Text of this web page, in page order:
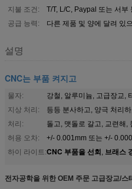
지불 조건:
T/T, L/C, Paypal 또는 서부
공급 능력:
다른 제품 및 양에 달려 있
설명
CNC는 부품 켜지고
물자:
강철, 알루미늄, 고급장교,
지상 처리:
등등 분사하고, 양극 처리
처리:
돌고, 맷돌로 갈고, 교련해,
허용 오차:
+/- 0.001mm 또는 +/-
하이 라이트:CNC 부품을 선회, 브래스
전자공학을 위한 OEM 주문 고급장교/